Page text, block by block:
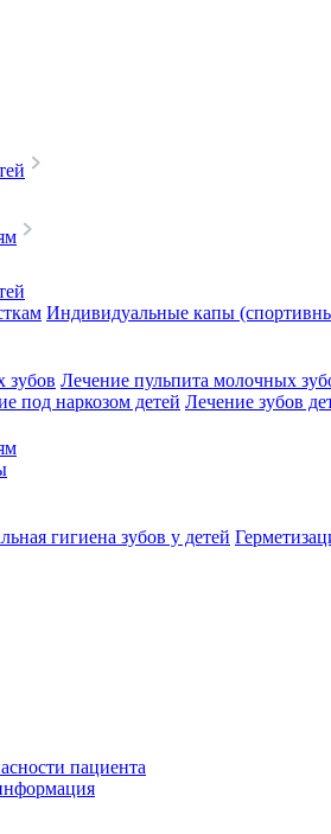
Индивидуальные капы
зубов Лечение пульпита молочных
под наркозом детей Лечение зубов
гигиена зубов у детей
пациента